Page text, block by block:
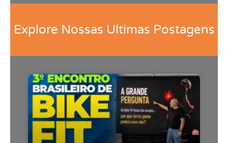
Explore Nossas Ultimas Postagens